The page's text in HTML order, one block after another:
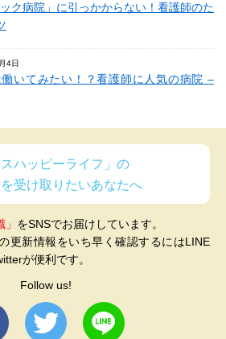
ック病院」に引っかからない！看護師のた
4日
いてみたい！？看護師に人気の病院 –
スハッピーライフ」の
受け取りたいあなたへ
をSNSでお届けしています。
更新情報をいち早く確認するにはLINE
が便利です。
Follow us!